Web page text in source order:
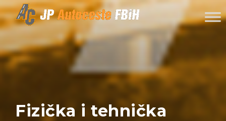
Skip to content
Fizička i tehnička